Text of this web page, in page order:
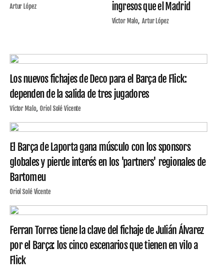
Artur López
ingresos que el Madrid
Víctor Malo Artur López
Los nuevos fichajes de Deco para el Barça de Flick:
dependen de la salida de tres jugadores
Víctor Malo Oriol Solé Vicente
El Barça de Laporta gana músculo con los sponsors
globales y pierde interés en los 'partners' regionales de
Bartomeu
Oriol Solé Vicente
Ferran Torres tiene la clave del fichaje de Julián Álvarez
por el Barça: los cinco escenarios que tienen en vilo a
Flick